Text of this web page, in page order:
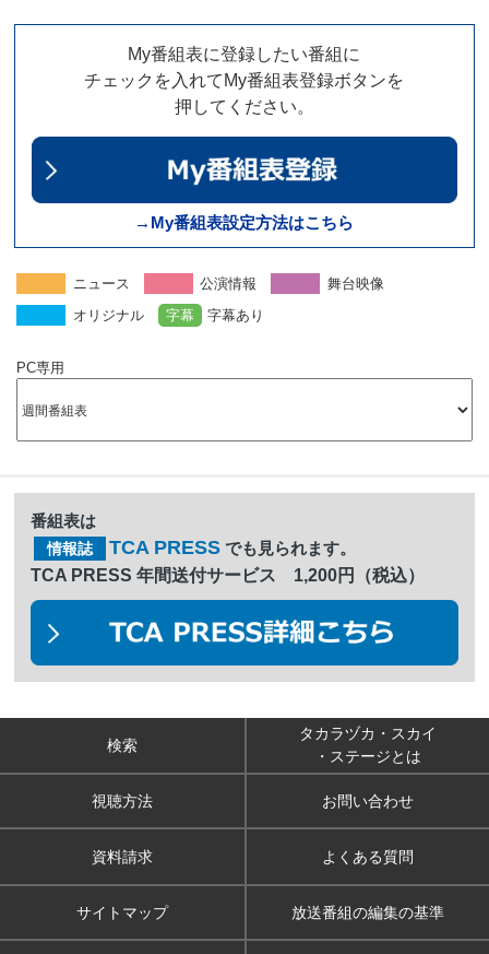
My番組表に登録したい番組に
チェックを入れてMy番組表登録ボタンを
押してください。
→My番組表設定方法はこちら
ニュース 公演情報
舞台映像
オリジナル
字幕 字幕あり
PC専用
番組表は
情報誌 TCA PRESS でも見られます。
TCA PRESS 年間送付サービス 1,200円（税込）
検索
タカラヅカ・スカイ
・ステージとは
視聴方法 お問い合わせ
資料請求 よくある質問
サイトマップ 放送番組の編集の基準